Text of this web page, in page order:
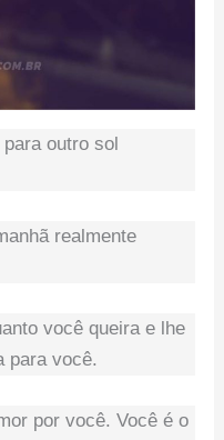
outro sol
realmente
você queira e lhe
para você.
por você. Você é o